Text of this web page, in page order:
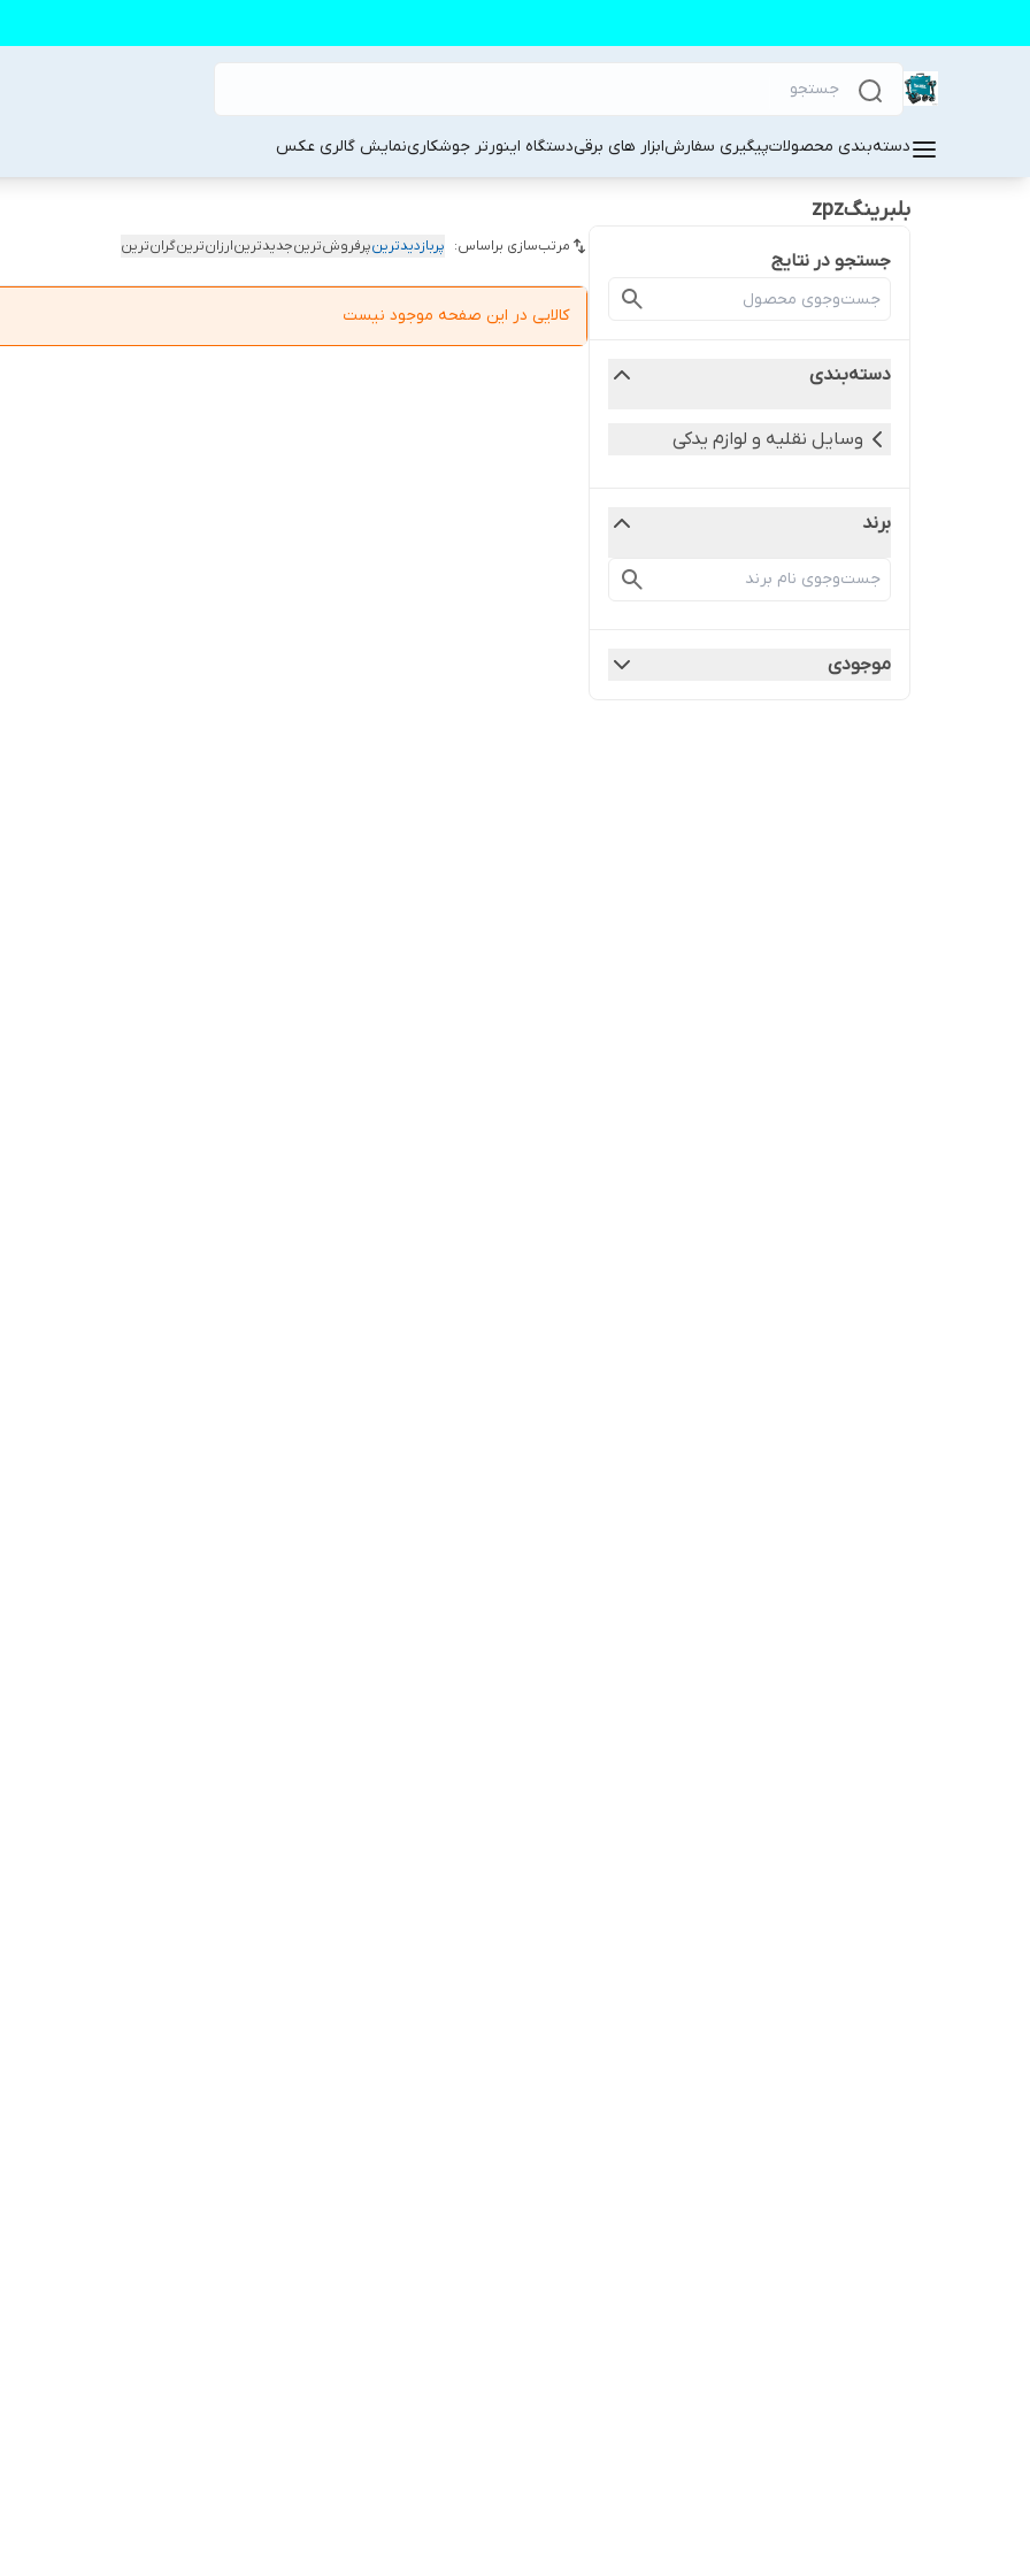
دسته‌بندی محصولاتپیگیری سفارشابزار های برقیدستگاه اینورتر جوشکارینمایش گالری عکس
بلبرینگzpz
جستجو در نتایج
دسته‌بندی
وسایل نقلیه و لوازم یدکی
برند
موجودی
مرتب‌سازی براساس: پربازدیدترینپرفروش‌ترینجدیدترینارزان‌ترینگران‌ترین
کالایی در این صفحه موجود نیست